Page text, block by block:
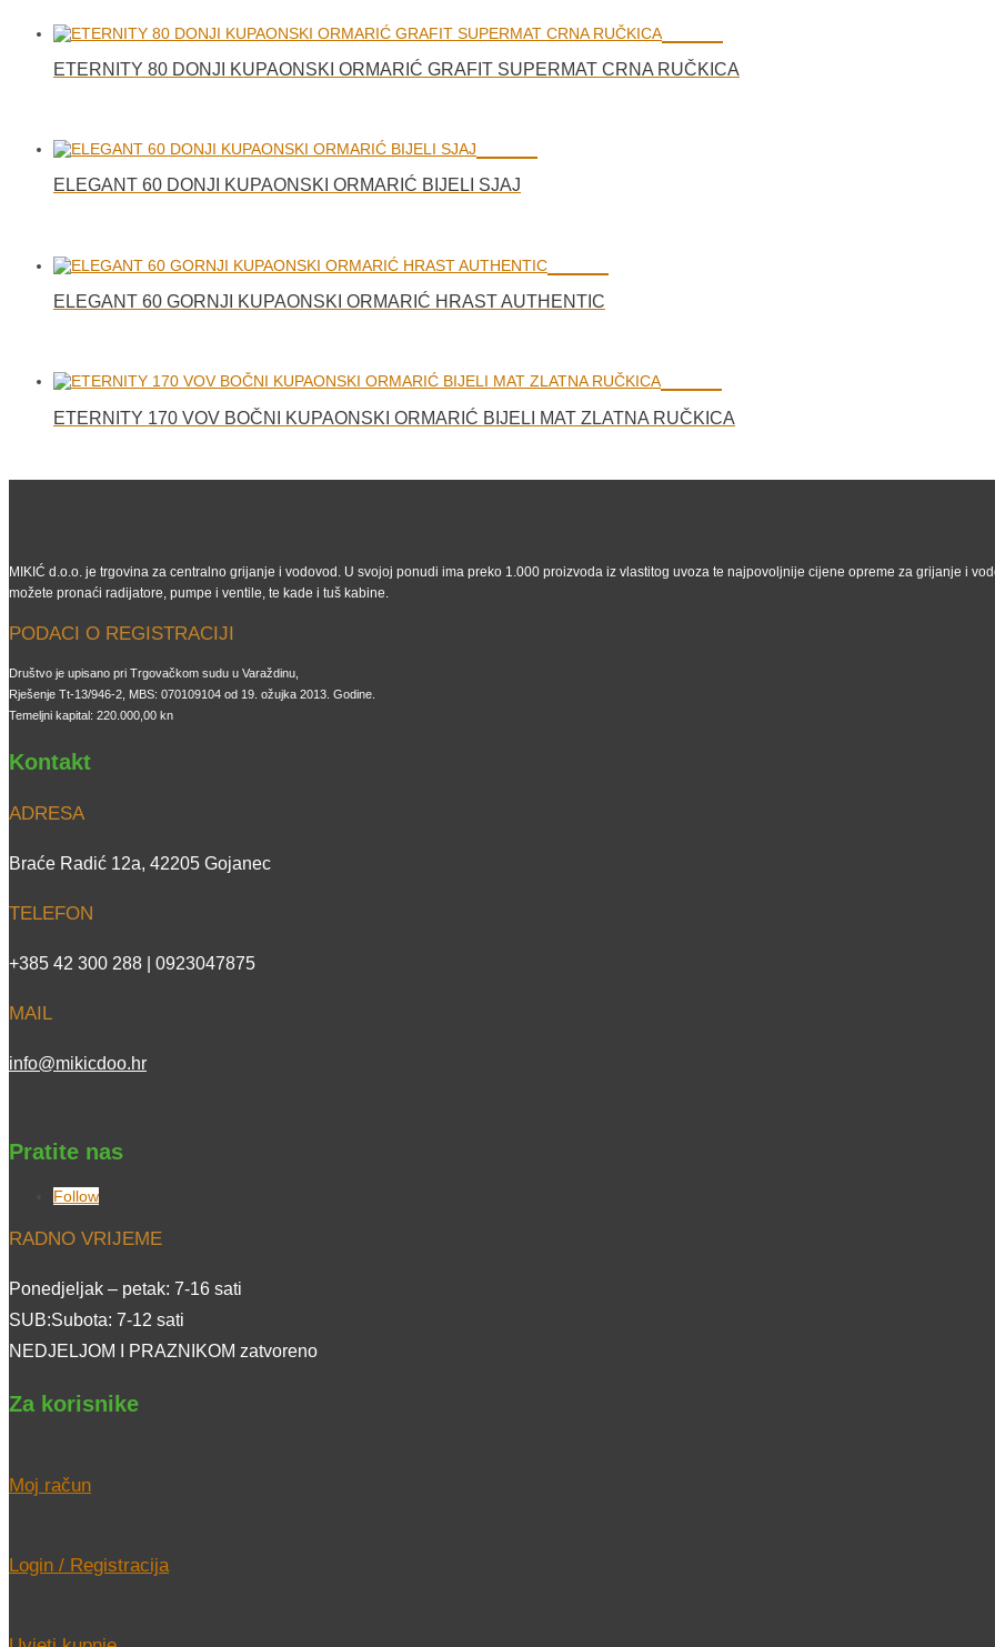
ETERNITY 80 DONJI KUPAONSKI ORMARIĆ GRAFIT SUPERMAT CRNA RUČKICA
ELEGANT 60 DONJI KUPAONSKI ORMARIĆ BIJELI SJAJ
ELEGANT 60 GORNJI KUPAONSKI ORMARIĆ HRAST AUTHENTIC
ETERNITY 170 VOV BOČNI KUPAONSKI ORMARIĆ BIJELI MAT ZLATNA RUČKICA
MIKIĆ d.o.o. je trgovina za centralno grijanje i vodovod. U svojoj ponudi ima preko 1.000 proizvoda iz vlastitog uvoza te najpovoljnije cijene opreme za grijanje i
možete pronaći radijatore, pumpe i ventile, te kade i tuš kabine.
PODACI O REGISTRACIJI
Društvo je upisano pri Trgovačkom sudu u Varaždinu,
Rješenje Tt-13/946-2, MBS: 070109104 od 19. ožujka 2013. Godine.
Temeljni kapital: 220.000,00 kn
Kontakt
ADRESA
Braće Radić 12a, 42205 Gojanec
TELEFON
+385 42 300 288 | 0923047875
MAIL
info@mikicdoo.hr
Pratite nas
Follow
RADNO VRIJEME
Ponedjeljak – petak: 7-16 sati
SUB:Subota: 7-12 sati
NEDJELJOM I PRAZNIKOM zatvoreno
Za korisnike
Moj račun
Login / Registracija